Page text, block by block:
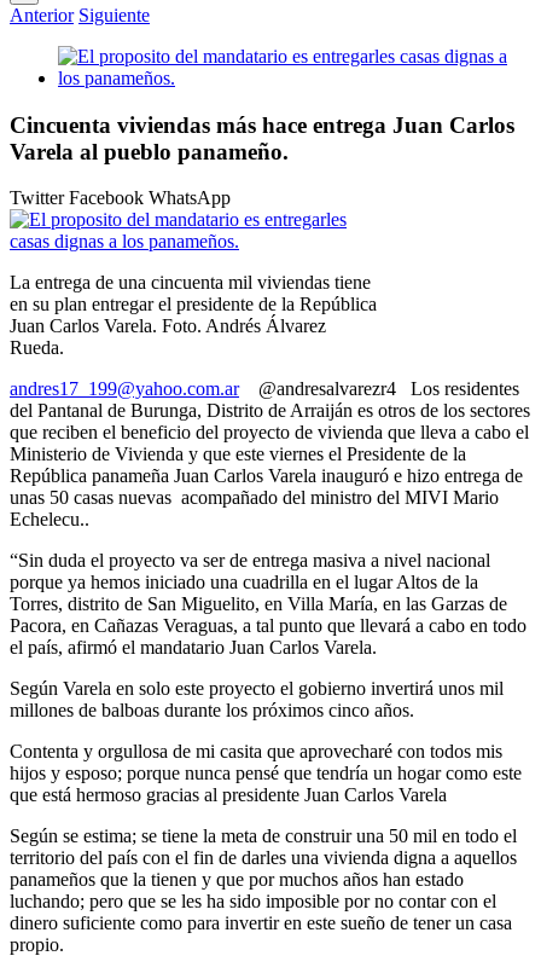
Anterior Siguiente
Ver
imagen
grande
Cincuenta viviendas más hace entrega Juan Carlos
Varela al pueblo panameño.
TwitterFacebook WhatsApp
La entrega de una cincuenta mil viviendas tiene
en su plan entregar el presidente de la República
Juan Carlos Varela. Foto. Andrés Álvarez
Rueda.
andres17_199@yahoo.com.ar@andresalvarezr4 Los residentes
del Pantanal de Burunga, Distrito de Arraiján es otros de los sectores
que reciben el beneficio del proyecto de vivienda que lleva a cabo el
Ministerio de Vivienda y que este viernes el Presidente de la
República panameña Juan Carlos Varela inauguró e hizo entrega de
unas 50 casas nuevas acompañado del ministro del MIVI Mario
Echelecu..
“Sin duda el proyecto va ser de entrega masiva a nivel nacional
porque ya hemos iniciado una cuadrilla en el lugar Altos de la
Torres, distrito de San Miguelito, en Villa María, en las Garzas de
Pacora, en Cañazas Veraguas, a tal punto que llevará a cabo en todo
el país, afirmó el mandatario Juan Carlos Varela.
Según Varela en solo este proyecto el gobierno invertirá unos mil
millones de balboas durante los próximos cinco años.
Contenta y orgullosa de mi casita que aprovecharé con todos mis
hijos y esposo; porque nunca pensé que tendría un hogar como este
que está hermoso gracias al presidente Juan Carlos Varela
Según se estima; se tiene la meta de construir una 50 mil en todo el
territorio del país con el fin de darles una vivienda digna a aquellos
panameños que la tienen y que por muchos años han estado
luchando; pero que se les ha sido imposible por no contar con el
dinero suficiente como para invertir en este sueño de tener un casa
propio.